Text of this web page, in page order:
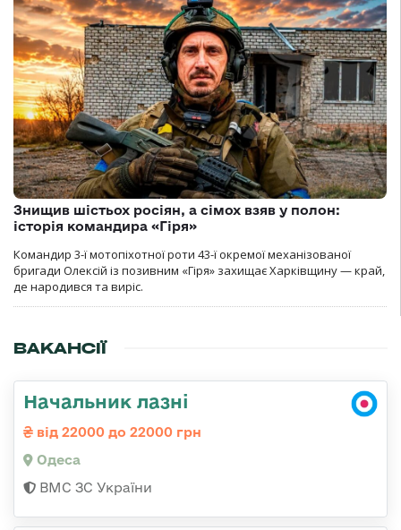
Знищив шістьох росіян, а сімох взяв у полон:
історія командира «Гіря»
Командир 3-ї мотопіхотної роти 43-ї окремої механізованої
бригади Олексій із позивним «Гіря» захищає Харківщину — край,
де народився та виріс.
ВАКАНСІЇ
Начальник лазні
від 22000 до 22000 грн
Одеса
ВМС ЗС України